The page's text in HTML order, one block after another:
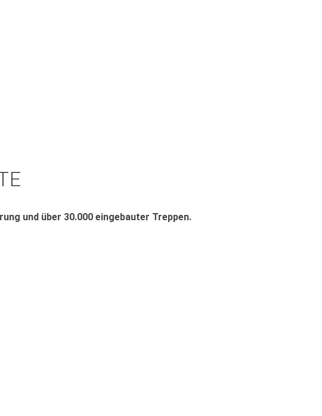
und über 30.000 eingebauter Treppen.